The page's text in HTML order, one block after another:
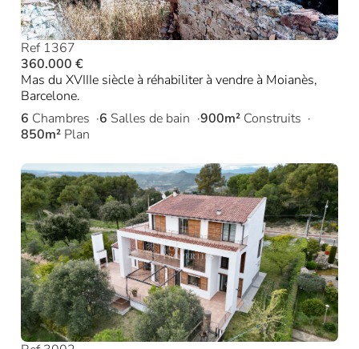
Ref 1367
360.000 €
Mas du XVIIIe siècle à réhabiliter à vendre à Moianès,
Barcelone.
6 Chambres 6 Salles de bain 900m² Construits
850m² Plan